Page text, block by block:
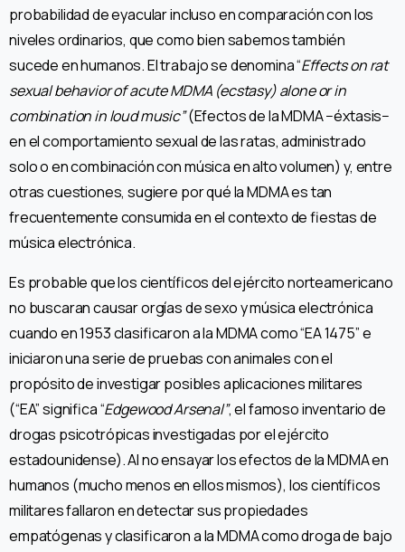
probabilidad de eyacular incluso en comparación con los
niveles ordinarios, que como bien sabemos también
sucede en humanos. El trabajo se denomina “Effects on rat
sexual behavior of acute MDMA (ecstasy) alone or in
combination in loud music”(Efectos de la MDMA −éxtasis−
en el comportamiento sexual de las ratas, administrado
solo o en combinación con música en alto volumen) y, entre
otras cuestiones, sugiere por qué la MDMA es tan
frecuentemente consumida en el contexto de fiestas de
música electrónica.
Es probable que los científicos del ejército norteamericano
no buscaran causar orgías de sexo y música electrónica
cuando en 1953 clasificaron a la MDMA como “EA 1475” e
iniciaron una serie de pruebas con animales con el
propósito de investigar posibles aplicaciones militares
(“EA” significa “Edgewood Arsenal”, el famoso inventario de
drogas psicotrópicas investigadas por el ejército
estadounidense). Al no ensayar los efectos de la MDMA en
humanos (mucho menos en ellos mismos), los científicos
militares fallaron en detectar sus propiedades
empatógenas y clasificaron a la MDMA como droga de bajo